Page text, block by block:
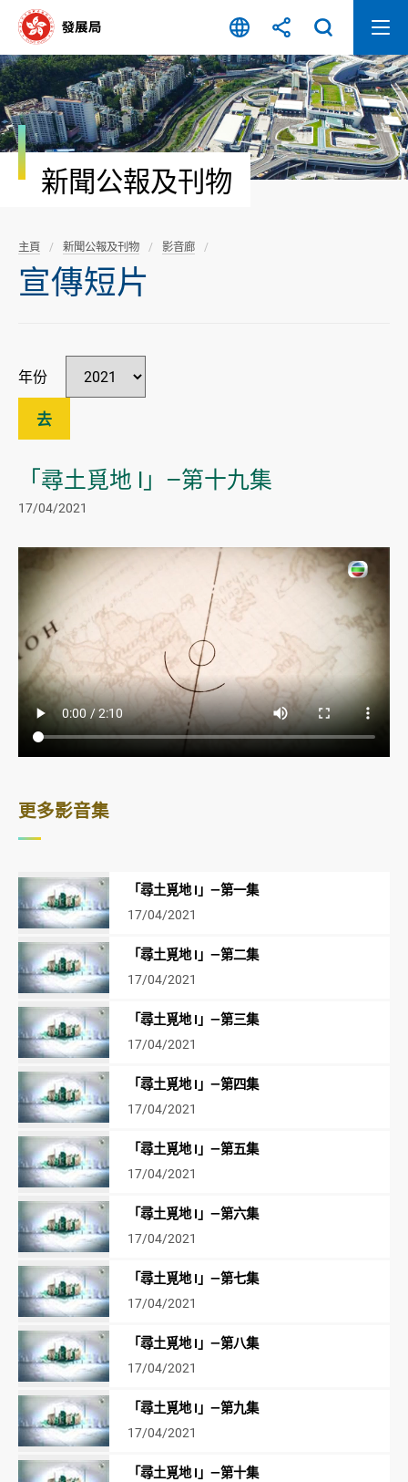
容
開
始
新聞公報及刊物
主頁 新聞公報及刊物 影音廊
宣傳短片
年份
去
「尋土覓地 I」—第十九集
17/04/2021
更多影音集
「尋土覓地 I」—第一集
17/04/2021
「尋土覓地 I」—第二集
17/04/2021
「尋土覓地 I」—第三集
17/04/2021
「尋土覓地 I」—第四集
17/04/2021
「尋土覓地 I」—第五集
17/04/2021
「尋土覓地 I」—第六集
17/04/2021
「尋土覓地 I」—第七集
17/04/2021
「尋土覓地 I」—第八集
17/04/2021
「尋土覓地 I」—第九集
17/04/2021
「尋土覓地 I」—第十集